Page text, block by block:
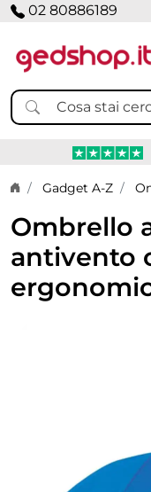
02 80886189
Home page
Gadget A-Z
Ombrello
antivento